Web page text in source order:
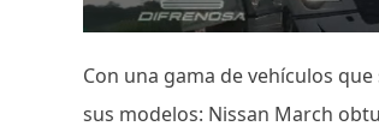
Con una gama de vehículos
sus modelos: Nissan March